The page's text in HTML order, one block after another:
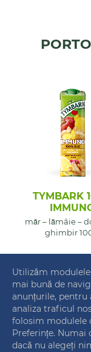
TYMBARK
măr – lămâie –
ghimbir
CONTACT